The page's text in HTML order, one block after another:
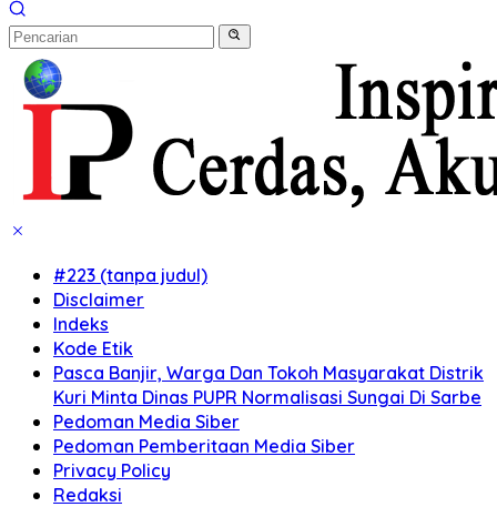
#223 (tanpa judul)
Disclaimer
Indeks
Kode Etik
Pasca Banjir, Warga Dan Tokoh Masyarakat Distrik
Kuri Minta Dinas PUPR Normalisasi Sungai Di Sarbe
Pedoman Media Siber
Pedoman Pemberitaan Media Siber
Privacy Policy
Redaksi